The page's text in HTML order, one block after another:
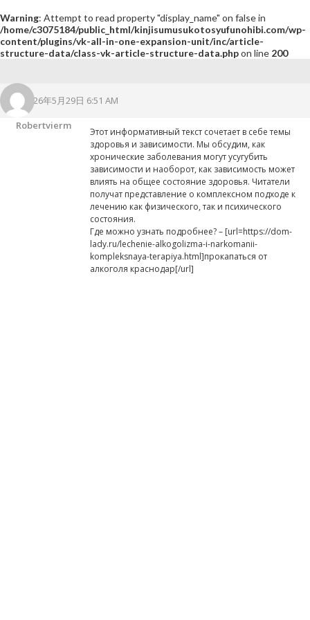
Warning: Attempt to read property "display_name" on false in
/home/c3075184/public_html/kinjisumusukotosyufunohibi.com/wp-
content/plugins/vk-all-in-one-expansion-unit/inc/article-
structure-data/class-vk-article-structure-data.phpon line 200
2026年5月29日 6:51 AM
Robertvierm
Этот информативный текст сочетает в себе темы
здоровья и зависимости. Мы обсудим, как
хронические заболевания могут усугубить
зависимости и наоборот, как зависимость может
влиять на общее состояние здоровья. Читатели
получат представление о комплексном подходе к
лечению как физического, так и психического
состояния.
Где можно узнать подробнее? – [url=https://dom-
lady.ru/lechenie-alkogolizma-i-narkomanii-
kompleksnaya-terapiya.html]прокапаться от
алкоголя краснодар[/url]